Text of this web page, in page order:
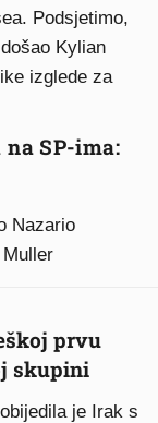
Podsjetimo,
Kylian
izglede za
SP-ima:
Nazario
prvu
skupini
je Irak s